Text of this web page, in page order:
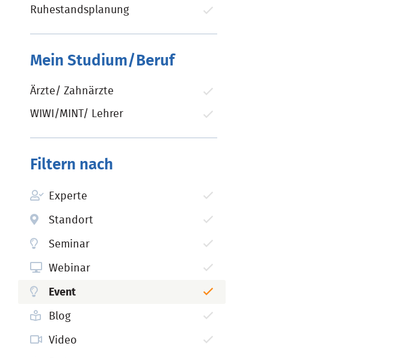
Ruhestandsplanung
Mein Studium/Beruf
Ärzte/ Zahnärzte
WIWI/MINT/ Lehrer
Filtern nach
Experte
Standort
Seminar
Webinar
Event
Blog
Video